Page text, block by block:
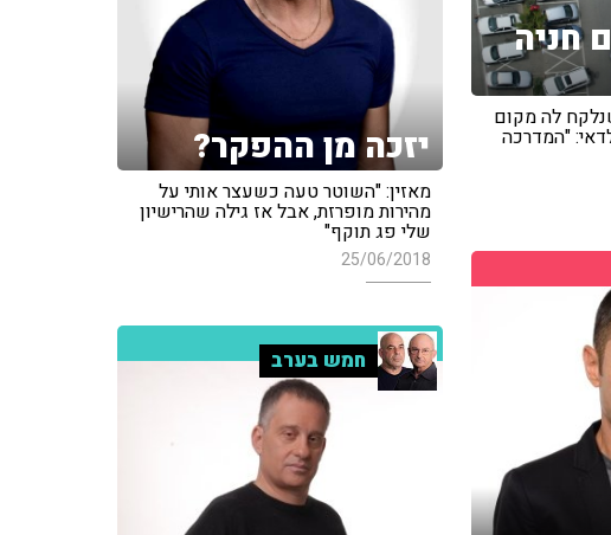
חניה
לה מקום
"המדרכה יזכה מן ההפקר?
מאזין: "השוטר טעה כשעצר אותי על
מהירות מופרזת, אבל אז גילה שהרישיון
שלי פג תוקף"
25/06/2018
חמש בערב